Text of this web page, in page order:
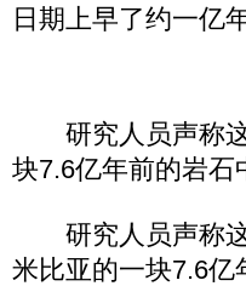
日期上早了约一亿年
研究人员声称这
块7.6亿年前的岩石
研究人员声称这
米比亚的一块7.6